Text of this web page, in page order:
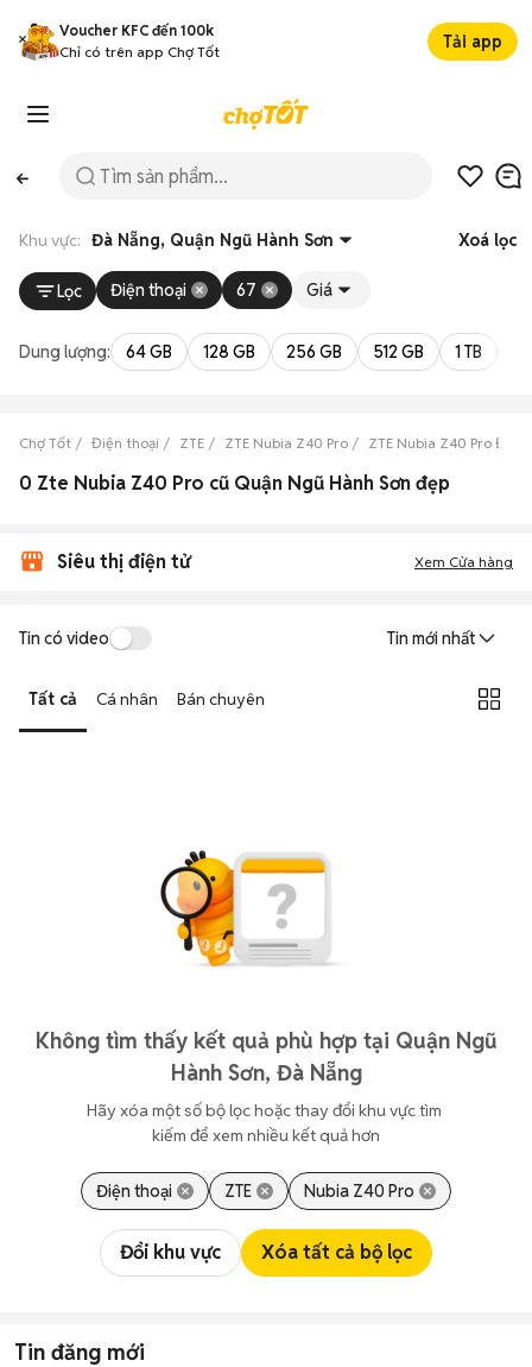
Voucher KFC đến 100k
Chỉ có trên app Chợ Tốt
Tải app
Khu vực: Đà Nẵng, Quận Ngũ Hành Sơn Xoá lọc
Lọc Điện thoại 67 Giá
Dung lượng: 64 GB 128 GB 256 GB 512 GB 1 TB
Chợ Tốt Điện thoại ZTE ZTE Nubia Z40 Pro ZTE Nubia Z40 Pro Đà
0 Zte Nubia Z40 Pro cũ Quận Ngũ Hành Sơn đẹp
Siêu thị điện tử Xem Cửa hàng
Tin có video Tin mới nhất
Tất cả Cá nhân Bán chuyên
Không tìm thấy kết quả phù hợp tại Quận Ngũ
Hành Sơn, Đà Nẵng
Hãy xóa một số bộ lọc hoặc thay đổi khu vực tìm
kiếm để xem nhiều kết quả hơn
Điện thoại ZTE Nubia Z40 Pro
Đổi khu vực Xóa tất cả bộ lọc
Tin đăng mới